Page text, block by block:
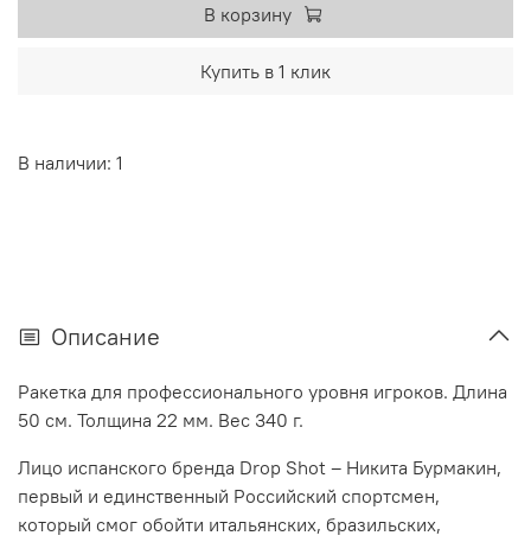
В наличии: 1
В корзину
Купить в 1 клик
Описание
Ракетка для профессионального уровня игроков. Длина
50 см. Толщина 22 мм. Вес 340 г.
Лицо испанского бренда Drop Shot – Никита Бурмакин,
первый и единственный Российский спортсмен,
который смог обойти итальянских, бразильских,